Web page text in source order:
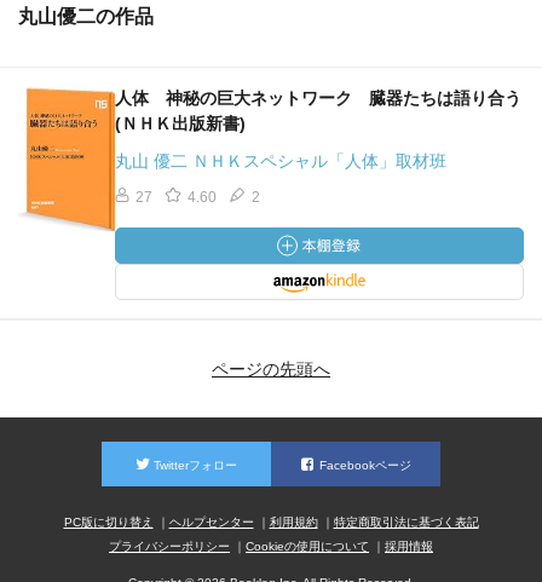
丸山優二の作品
人体 神秘の巨大ネットワーク 臓器たちは語り合う
(ＮＨＫ出版新書)
丸山 優二 ＮＨＫスペシャル「人体」取材班
27 4.60 2
ページの先頭へ
Twitterフォロー Facebookページ
PC版に切り替え ヘルプセンター 利用規約
特定商取引法に基づく表記
プライバシーポリシー
Cookieの使用について 採用情報